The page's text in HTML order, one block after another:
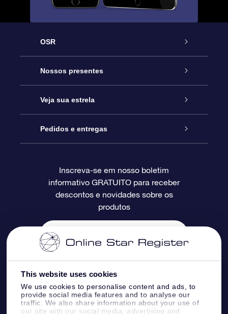
This website uses cookies
We use cookies to personalise content and ads, to
provide social media features and to analyse our
traffic. We also share information about your use of
our site with our social media, advertising and
OSR
Serviço
Entre em contato conosco
Blog
Avaliações
Nossos presentes
Presente estrelar on-line
Pacote de presente da OSR
O cartão de presente da OSR
Presentes corporativos
Veja sua estrela
Star Register
Página estelar personalizada
Um Milhão de Estrelas
OSR Starsaver
Aplicativo RV Fly me to the stars
Pedidos e entregas
Informações de pagamento
Política de devolução
Constelações
Inscreva-se em nosso boletim
informativo GRATUITO para receber
descontos e novidades sobre os
produtos